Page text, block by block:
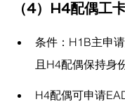
（4）H4配偶工
条件：H1B主申
且H4配偶保持身
H4配偶可申请